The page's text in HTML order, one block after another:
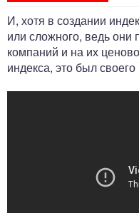
И, хотя в создании
или сложного, ведь они
компаний и на их
индекса, это был